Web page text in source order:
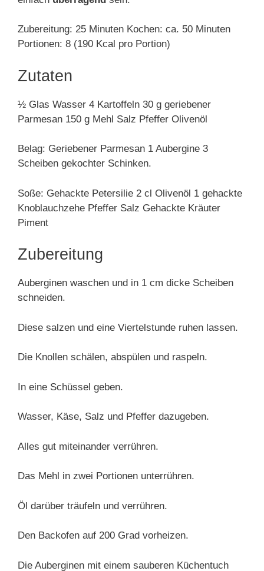
Zubereitung: 25 Minuten Kochen: ca. 50 Minuten
Portionen: 8 (190 Kcal pro Portion)
Zutaten
½ Glas Wasser 4 Kartoffeln 30 g geriebener
Parmesan 150 g Mehl Salz Pfeffer Olivenöl
Belag: Geriebener Parmesan 1 Aubergine 3
Scheiben gekochter Schinken.
Soße: Gehackte Petersilie 2 cl Olivenöl 1 gehackte
Knoblauchzehe Pfeffer Salz Gehackte Kräuter
Piment
Zubereitung
Auberginen waschen und in 1 cm dicke Scheiben
schneiden.
Diese salzen und eine Viertelstunde ruhen lassen.
Die Knollen schälen, abspülen und raspeln.
In eine Schüssel geben.
Wasser, Käse, Salz und Pfeffer dazugeben.
Alles gut miteinander verrühren.
Das Mehl in zwei Portionen unterrühren.
Öl darüber träufeln und verrühren.
Den Backofen auf 200 Grad vorheizen.
Die Auberginen mit einem sauberen Küchentuch